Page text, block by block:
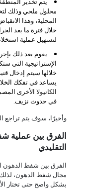
محلول ملحي وذلك
المحلية، وهذا
خلال فترة ما بعد
لتسهيل عملية
يقوم بعد ذلك
الإستراتيجية التي
خلالها سيتم إدخال
يساعد في تفكك
الكانيولا الأخرى
في حدوث نزيف.
وأخيرًا، سوف يتم تراجع
الفرق بين عملية
التقليدي
الفرق بين شفط الدهون
مجال شفط الدهون، لذلك
بشكل واضح حتى تختار